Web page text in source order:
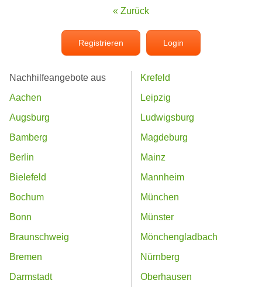
« Zurück
Registrieren Login
Nachhilfeangebote aus
Aachen
Augsburg
Bamberg
Berlin
Bielefeld
Bochum
Bonn
Braunschweig
Bremen
Darmstadt
Krefeld
Leipzig
Ludwigsburg
Magdeburg
Mainz
Mannheim
München
Münster
Mönchengladbach
Nürnberg
Oberhausen